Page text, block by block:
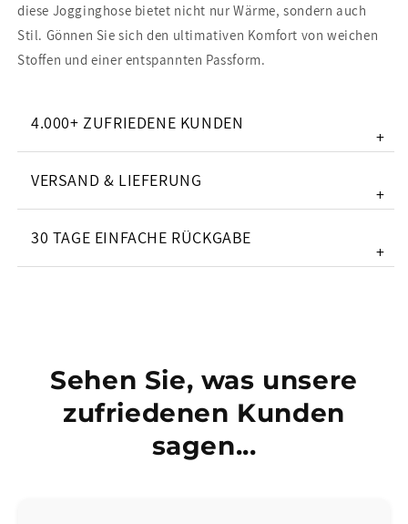
diese Jogginghose bietet nicht nur Wärme, sondern auch
Stil. Gönnen Sie sich den ultimativen Komfort von weichen
Stoffen und einer entspannten Passform.
4.000+ ZUFRIEDENE KUNDEN
+
VERSAND & LIEFERUNG
+
30 TAGE EINFACHE RÜCKGABE
+
Sehen Sie, was unsere
zufriedenen Kunden
sagen...